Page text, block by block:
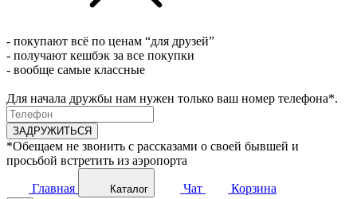
- покупают всё по ценам “для друзей”
- получают кешбэк за все покупки
- вообще самые классные
Для начала дружбы нам нужен только ваш номер телефона*.
ЗАДРУЖИТЬСЯ
*Обещаем не звонить с рассказами о своей бывшей и
просьбой встретить из аэропорта
Главная Каталог Чат Корзина